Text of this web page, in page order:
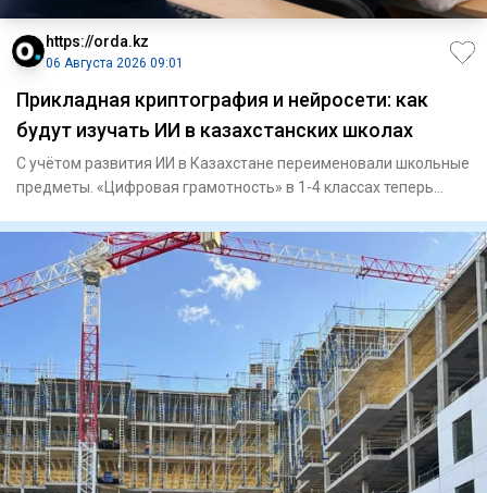
https://orda.kz
06 Августа 2026 09:01
Прикладная криптография и нейросети: как
будут изучать ИИ в казахстанских школах
С учётом развития ИИ в Казахстане переименовали школьные
предметы. «Цифровая грамотность» в 1-4 классах теперь